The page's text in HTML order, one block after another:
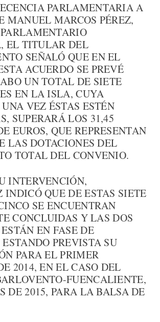
PARLAMENTARIA A
MANUEL MARCOS PÉREZ,
EL TITULAR DEL
SEÑALÓ QUE EN EL
ACUERDO SE PREVÉ
UN TOTAL DE SIETE
EN LA ISLA, CUYA
VEZ ÉSTAS ESTÉN
SUPERARÁ LOS 31,45
EUROS, QUE REPRESENTAN
LAS DOTACIONES DEL
TOTAL DEL CONVENIO.
INTERVENCIÓN,
INDICÓ QUE DE ESTAS SIETE
SE ENCUENTRAN
CONCLUIDAS Y LAS DOS
EN FASE DE
PREVISTA SU
PARA EL PRIMER
2014, EN EL CASO DEL
FUENCALIENTE,
DE 2015, PARA LA BALSA DE